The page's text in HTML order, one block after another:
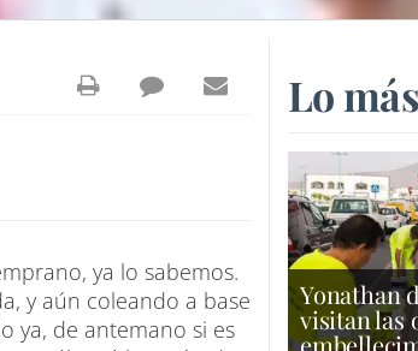
ya lo sabemos.
y aún coleando a base
ya, de antemano si es
Lo más
Yonathan
visitan las